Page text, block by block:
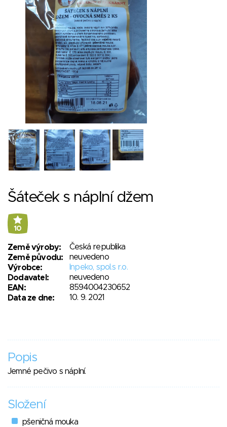
Šáteček s náplní džem
10
Země výroby:
Česká republika
Země původu:
neuvedeno
Výrobce:
Inpeko, spol.s r.o.
Dodavatel:
neuvedeno
EAN:
8594004230652
Data ze dne:
10. 9. 2021
Popis
Jemné pečivo s náplní.
Složení
pšeničná mouka